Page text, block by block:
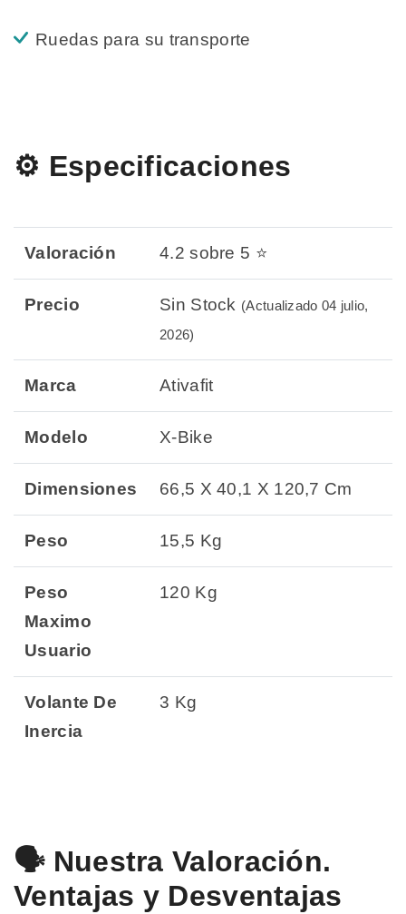
Ruedas para su transporte
⚙️ Especificaciones
Valoración 4.2 sobre 5 ⭐
Precio Sin Stock (Actualizado 04 julio,
2026)
Marca Ativafit
Modelo X-Bike
Dimensiones 66,5 X 40,1 X 120,7 Cm
Peso 15,5 Kg
Peso
Maximo
Usuario
120 Kg
Volante De
Inercia
3 Kg
🗣️ Nuestra Valoración.
Ventajas y Desventajas